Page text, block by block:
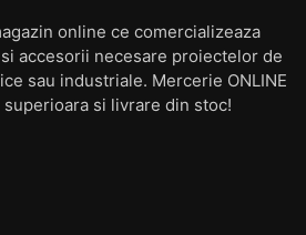
online ce comercializeaza
accesorii necesare proiectelor de
sau industriale. Mercerie ONLINE
si livrare din stoc!